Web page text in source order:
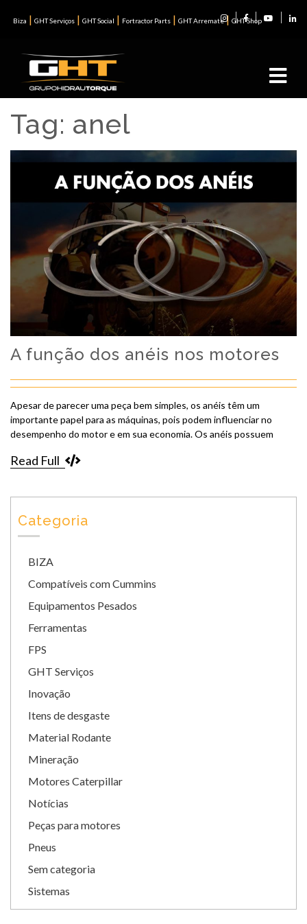
Biza | GHT Serviços | GHT Social | Fortractor Parts | GHT Arremate| GHT Shop
Tag: anel
A função dos anéis nos motores
Apesar de parecer uma peça bem simples, os anéis têm um
importante papel para as máquinas, pois podem influenciar no
desempenho do motor e em sua economia. Os anéis possuem
Read Full
Categoria
BIZA
Compatíveis com Cummins
Equipamentos Pesados
Ferramentas
FPS
GHT Serviços
Inovação
Itens de desgaste
Material Rodante
Mineração
Motores Caterpillar
Notícias
Peças para motores
Pneus
Sem categoria
Sistemas